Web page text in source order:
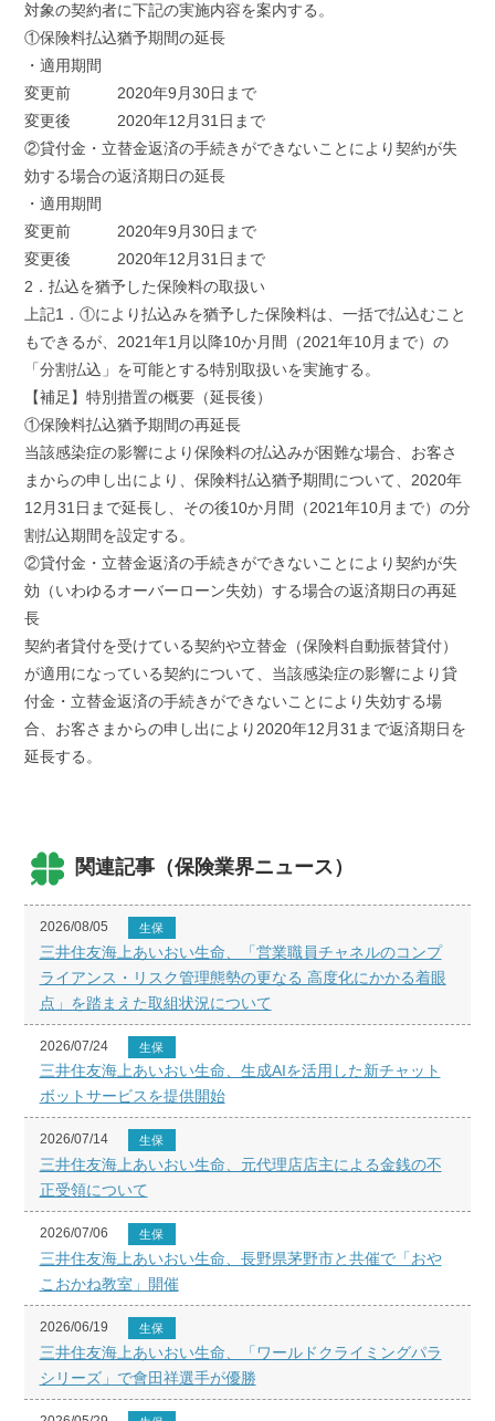
対象の契約者に下記の実施内容を案内する。
①保険料払込猶予期間の延長
・適用期間
変更前 2020年9月30日まで
変更後 2020年12月31日まで
②貸付金・立替金返済の手続きができないことにより契約が失
効する場合の返済期日の延長
・適用期間
変更前 2020年9月30日まで
変更後 2020年12月31日まで
2．払込を猶予した保険料の取扱い
上記1．①により払込みを猶予した保険料は、一括で払込むこと
もできるが、2021年1月以降10か月間（2021年10月まで）の
「分割払込」を可能とする特別取扱いを実施する。
【補足】特別措置の概要（延長後）
①保険料払込猶予期間の再延長
当該感染症の影響により保険料の払込みが困難な場合、お客さ
まからの申し出により、保険料払込猶予期間について、2020年
12月31日まで延長し、その後10か月間（2021年10月まで）の分
割払込期間を設定する。
②貸付金・立替金返済の手続きができないことにより契約が失
効（いわゆるオーバーローン失効）する場合の返済期日の再延
長
契約者貸付を受けている契約や立替金（保険料自動振替貸付）
が適用になっている契約について、当該感染症の影響により貸
付金・立替金返済の手続きができないことにより失効する場
合、お客さまからの申し出により2020年12月31まで返済期日を
延長する。
関連記事（保険業界ニュース）
2026/08/05 生保
三井住友海上あいおい生命、「営業職員チャネルのコンプ
ライアンス・リスク管理態勢の更なる 高度化にかかる着眼
点」を踏まえた取組状況について
2026/07/24 生保
三井住友海上あいおい生命、生成AIを活用した新チャット
ボットサービスを提供開始
2026/07/14 生保
三井住友海上あいおい生命、元代理店店主による金銭の不
正受領について
2026/07/06 生保
三井住友海上あいおい生命、長野県茅野市と共催で「おや
こおかね教室」開催
2026/06/19 生保
三井住友海上あいおい生命、「ワールドクライミングパラ
シリーズ」で會田祥選手が優勝